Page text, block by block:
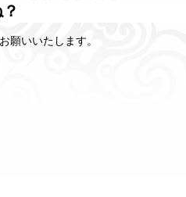
願いいたします。